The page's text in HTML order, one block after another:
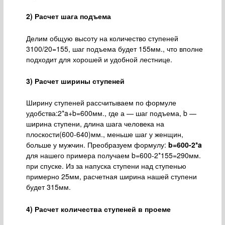
2) Расчет шага подъема
Делим общую высоту на количество ступеней
3100/20=155, шаг подъема будет 155мм., что вполне
подходит для хорошей и удобной лестнице.
3) Расчет ширины ступеней
Ширину ступеней рассчитываем по формуле
удобства:2*a+b=600мм., где а — шаг подъема, b —
ширина ступени, длина шага человека на
плоскости(600-640)мм., меньше шаг у женщин,
больше у мужчин. Преобразуем формулу: b=600-2*a
для нашего примера получаем b=600-2*155=290мм.
при спуске. Из за напуска ступени над ступенью
примерно 25мм, расчетная ширина нашей ступени
будет 315мм.
4) Расчет количества ступеней в проеме